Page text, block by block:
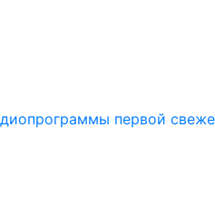
первой